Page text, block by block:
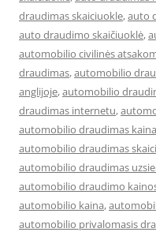
draudimas skaiciuokle,auto
auto draudimo skaičiuoklė,
automobilio civilinės
draudimas,automobilio
anglijoje,automobilio
draudimas internetu,
automobilio draudimas kaina
automobilio draudimas
automobilio draudimas
automobilio draudimo
automobilio kaina,
automobilio privalomasis